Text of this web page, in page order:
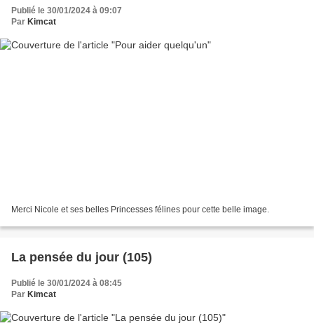
Publié le 30/01/2024 à 09:07
Par Kimcat
Merci Nicole et ses belles Princesses félines pour cette belle image.
La pensée du jour (105)
Publié le 30/01/2024 à 08:45
Par Kimcat